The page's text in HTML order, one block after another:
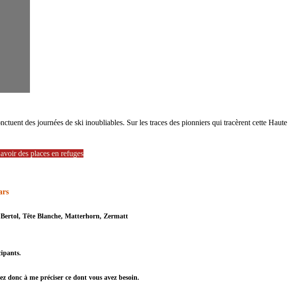
des journées de ski inoubliables. Sur les traces des pionniers qui tracèrent cette Haute
des places en refuges
Tête Blanche, Matterhorn, Zermatt
à me préciser ce dont vous avez besoin.